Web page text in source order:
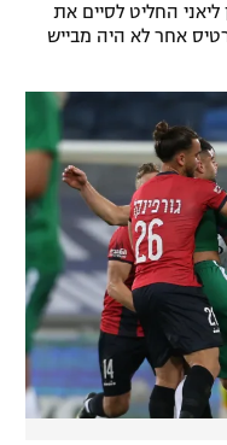
החליט לסיים את
אחר לא היה מבייש